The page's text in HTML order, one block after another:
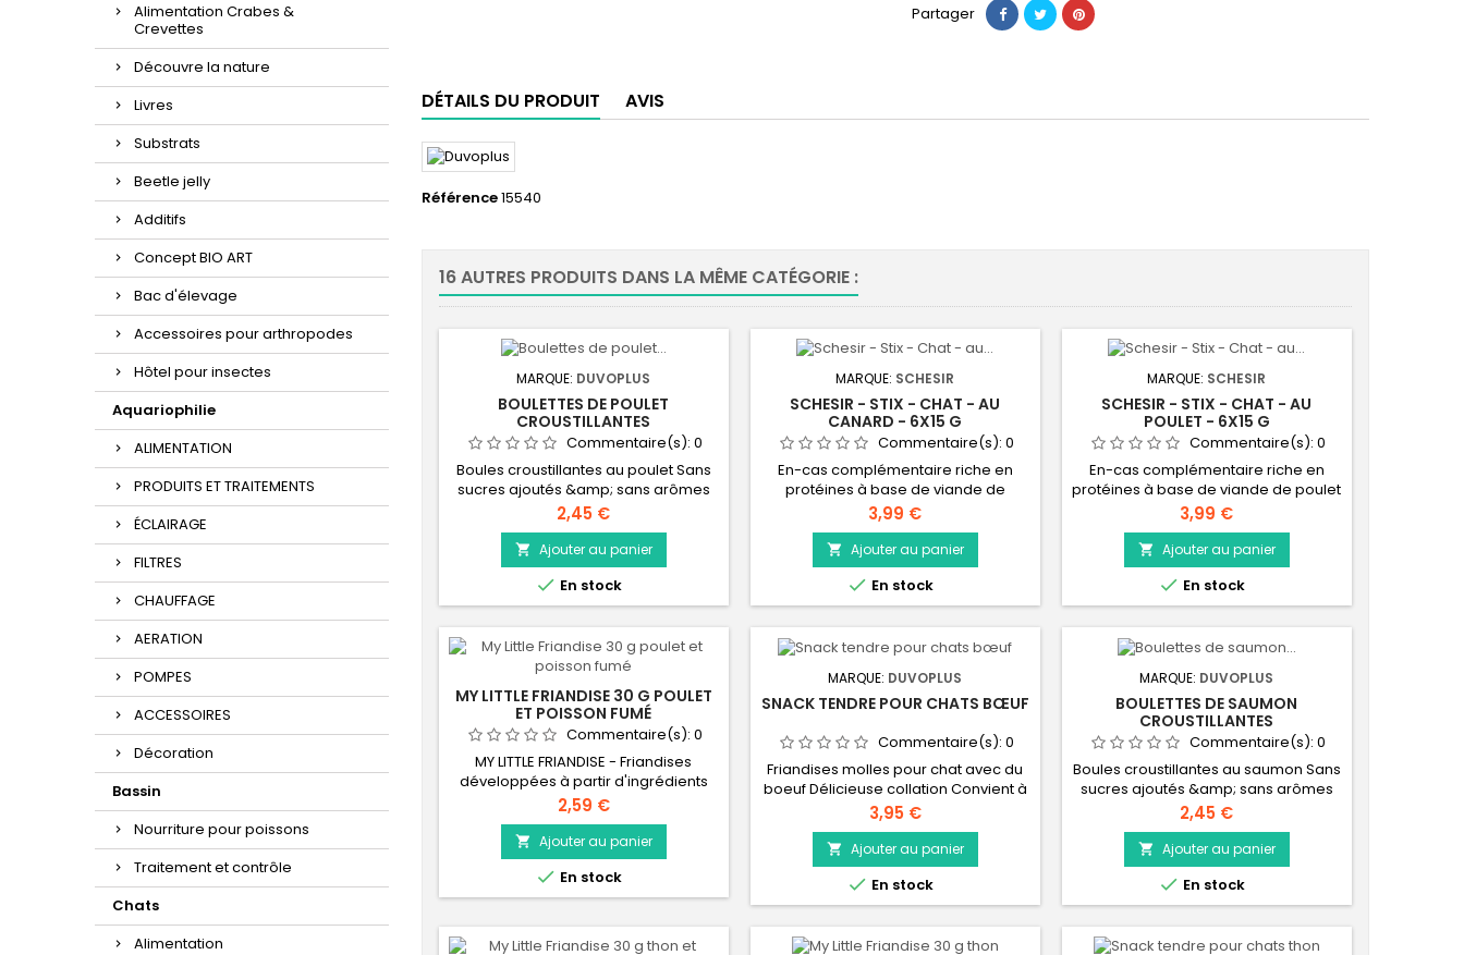
Alimentation Crabes &
Crevettes
Découvre la nature
Livres
Substrats
Beetle jelly
Additifs
Concept BIO ART
Bac d'élevage
Accessoires pour arthropodes
Hôtel pour insectes
Aquariophilie
ALIMENTATION
PRODUITS ET TRAITEMENTS
ÉCLAIRAGE
FILTRES
CHAUFFAGE
AERATION
POMPES
ACCESSOIRES
Décoration
Bassin
Nourriture pour poissons
Traitement et contrôle
Chats
Alimentation
Partager
DÉTAILS DU PRODUIT AVIS
Référence15540
16 AUTRES PRODUITS DANS LA MÊME CATÉGORIE :
MARQUE: DUVOPLUS
BOULETTES DE POULET
CROUSTILLANTES
Commentaire(s):0
Boules croustillantes au poulet Sans
sucres ajoutés &amp; sans arômes
artificiels Mâcher soutient une bonne
hygiène dentaire Riche en protéines
animales : bonne digestibilité
Délicieuse collation
Prix
2,45 €
 Ajouter au panier
 En stock
MARQUE: SCHESIR
SCHESIR - STIX - CHAT - AU
CANARD - 6X15 G
Commentaire(s):0
En-cas complémentaire riche en
protéines à base de viande de
canard et de poulet dans une
mousse crémeuse.
Prix
3,99 €
 Ajouter au panier
 En stock
MARQUE: SCHESIR
SCHESIR - STIX - CHAT - AU
POULET - 6X15 G
Commentaire(s):0
En-cas complémentaire riche en
protéines à base de viande de poulet
dans une mousse crémeuse.
Prix
3,99 €
 Ajouter au panier
 En stock
MY LITTLE FRIANDISE 30 G POULET
ET POISSON FUMÉ
Commentaire(s):0
MY LITTLE FRIANDISE - Friandises
développées à partir d'ingrédients
naturels minutieusement
sélectionnés pour leurs bienfaits
nutritionnels. Au poulet et au poisson
fumé.
Prix
2,59 €
 Ajouter au panier
 En stock
MARQUE: DUVOPLUS
SNACK TENDRE POUR CHATS BŒUF
Commentaire(s):0
Friandises molles pour chat avec du
boeuf Délicieuse collation Convient à
toutes les races Avec des matières
premières naturelles Dans un pot
refermable pratiquE
Prix
3,95 €
 Ajouter au panier
 En stock
MARQUE: DUVOPLUS
BOULETTES DE SAUMON
CROUSTILLANTES
Commentaire(s):0
Boules croustillantes au saumon Sans
sucres ajoutés &amp; sans arômes
artificiels Mâcher soutient une bonne
hygiène dentaire Riche en protéines
animales : bonne digestibilité
Délicieuse collation
Prix
2,45 €
 Ajouter au panier
 En stock